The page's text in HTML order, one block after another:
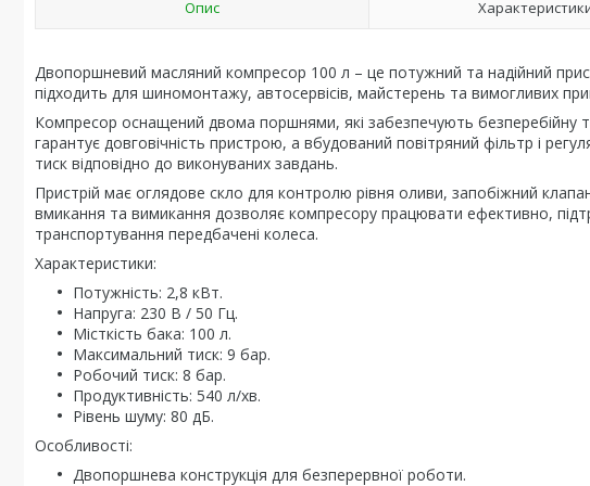
Опис
Двопоршневий масляний компресор 100 л – це потужний та надійний
підходить для шиномонтажу, автосервісів, майстерень та вимогливих
Компресор оснащений двома поршнями, які забезпечують
гарантує довговічність пристрою, а вбудований повітряний фільтр і
тиск відповідно до виконуваних завдань.
Пристрій має оглядове скло для контролю рівня оливи, запобіжний
вмикання та вимикання дозволяє компресору працювати ефективно,
транспортування передбачені колеса.
Характеристики:
Потужність: 2,8 кВт.
Напруга: 230 В / 50 Гц.
Місткість бака: 100 л.
Максимальний тиск: 9 бар.
Робочий тиск: 8 бар.
Продуктивність: 540 л/хв.
Рівень шуму: 80 дБ.
Особливості:
Двопоршнева конструкція для безперервної роботи.